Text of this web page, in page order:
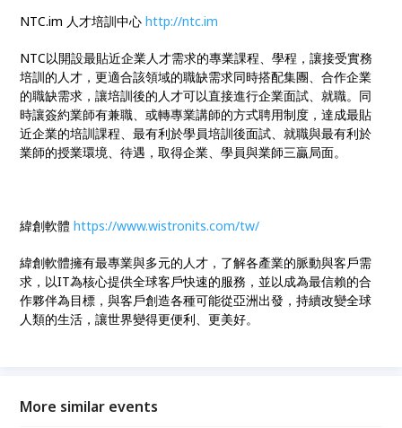
NTC.im 人才培訓中心http://ntc.im
NTC以開設最貼近企業人才需求的專業課程、學程，讓接受實務
培訓的人才，更適合該領域的職缺需求同時搭配集團、合作企業
的職缺需求，讓培訓後的人才可以直接進行企業面試、就職。同
時讓簽約業師有兼職、或轉專業講師的方式聘用制度，達成最貼
近企業的培訓課程、最有利於學員培訓後面試、就職與最有利於
業師的授業環境、待遇，取得企業、學員與業師三贏局面。
緯創軟體https://www.wistronits.com/tw/
緯創軟體擁有最專業與多元的人才，了解各產業的脈動與客戶需
求，以IT為核心提供全球客戶快速的服務，並以成為最信賴的合
作夥伴為目標，與客戶創造各種可能從亞洲出發，持續改變全球
人類的生活，讓世界變得更便利、更美好。
More similar events